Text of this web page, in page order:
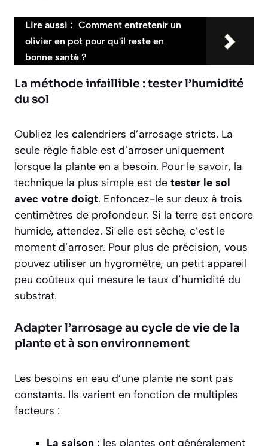
Lire aussi : Comment entretenir un
olivier en pot pour qu'il reste en
bonne santé ?
La méthode infaillible : tester l’humidité
du sol
Oubliez les calendriers d’arrosage stricts. La
seule règle fiable est d’arroser uniquement
lorsque la plante en a besoin. Pour le savoir, la
technique la plus simple est de tester le sol
avec votre doigt. Enfoncez-le sur deux à trois
centimètres de profondeur. Si la terre est encore
humide, attendez. Si elle est sèche, c’est le
moment d’arroser. Pour plus de précision, vous
pouvez utiliser un hygromètre, un petit appareil
peu coûteux qui mesure le taux d’humidité du
substrat.
Adapter l’arrosage au cycle de vie de la
plante et à son environnement
Les besoins en eau d’une plante ne sont pas
constants. Ils varient en fonction de multiples
facteurs :
La saison : les plantes ont généralement